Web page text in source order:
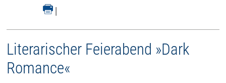
|
Literarischer Feierabend »Dark
Romance«